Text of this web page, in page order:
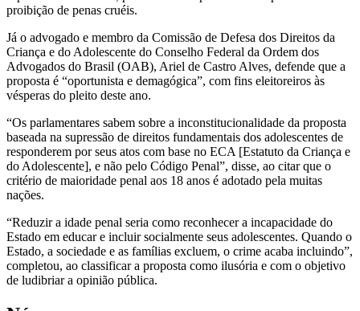
proibição de penas cruéis.
Já o advogado e membro da Comissão de Defesa dos Direitos da
Criança e do Adolescente do Conselho Federal da Ordem dos
Advogados do Brasil (OAB), Ariel de Castro Alves, defende que a
proposta é “oportunista e demagógica”, com fins eleitoreiros às
vésperas do pleito deste ano.
“Os parlamentares sabem sobre a inconstitucionalidade da proposta
baseada na supressão de direitos fundamentais dos adolescentes de
responderem por seus atos com base no ECA [Estatuto da Criança e
do Adolescente], e não pelo Código Penal”, disse, ao citar que o
critério de maioridade penal aos 18 anos é adotado pela muitas
nações.
“Reduzir a idade penal seria como reconhecer a incapacidade do
Estado em educar e incluir socialmente seus adolescentes. Quando o
Estado, a sociedade e as famílias excluem, o crime acaba incluindo”,
completou, ao classificar a proposta como ilusória e com o objetivo
de ludibriar a opinião pública.